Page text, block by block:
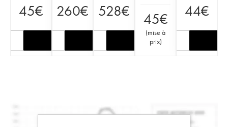
45€ 260€ 528€ 45€
(mise à
prix)
44€